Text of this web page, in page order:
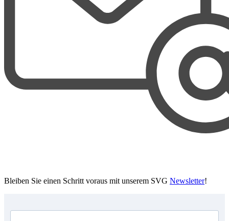
Bleiben Sie einen Schritt voraus mit unserem SVG Newsletter!